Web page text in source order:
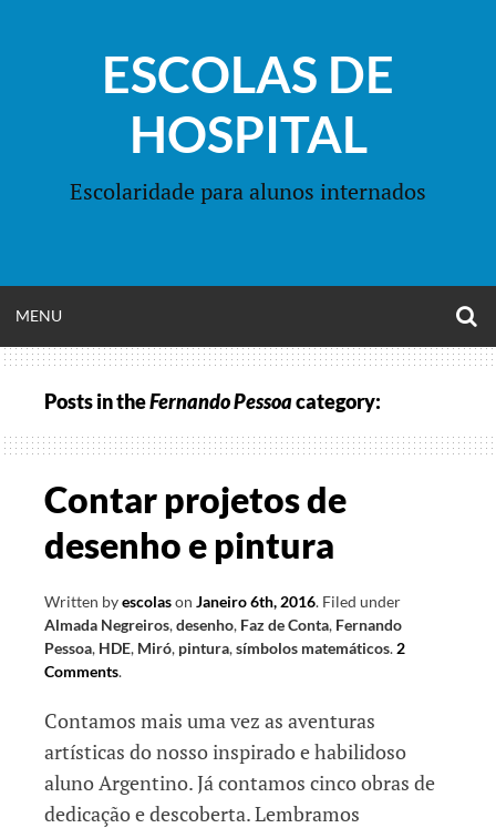
ESCOLAS DE
HOSPITAL
Escolaridade para alunos internados
MENU
MENU
Posts in theFernando Pessoacategory:
Contar projetos de
desenho e pintura
Written byescolason Janeiro 6th, 2016. Filed under
Almada Negreiros,desenho, Faz de Conta, Fernando
Pessoa, HDE, Miró, pintura,símbolos matemáticos. 2
Comments.
Contamos mais uma vez as aventuras
artísticas do nosso inspirado e habilidoso
aluno Argentino. Já contamos cinco obras de
dedicação e descoberta. Lembramos